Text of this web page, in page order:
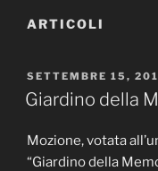
ARTICOLI
PUBBLICATO
IL
SETTEMBRE 15,
Giardino della
Mozione, votata
“Giardino della